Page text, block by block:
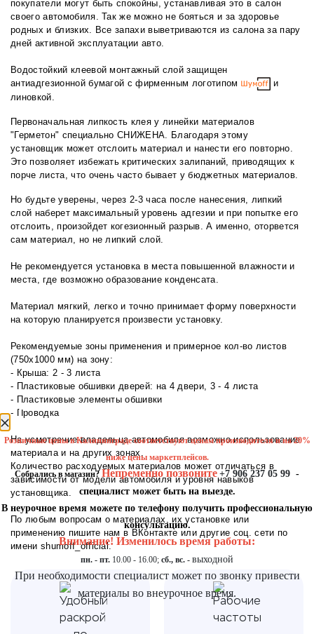
покупатели могут быть спокойны, устанавливая это в салон
своего автомобиля. Так же можно не бояться и за здоровье
родных и близких. Все запахи выветриваются из салона за пару
дней активной эксплуатации авто.
Водостойкий клеевой монтажный слой защищен
антиадгезионной бумагой с фирменным логотипом
и
линовкой.
Первоначальная липкость клея у линейки материалов
"Герметон" специально СНИЖЕНА. Благодаря этому
установщик может отслоить материал и нанести его повторно.
Это позволяет избежать критических залипаний, приводящих к
порче листа, что очень часто бывает у бюджетных материалов.
Но будьте уверены, через 2-3 часа после нанесения, липкий
слой наберет максимальный уровень адгезии и при попытке его
отслоить, произойдет когезионный разрыв. А именно, оторвется
сам материал, но не липкий слой.
Не рекомендуется установка в места повышенной влажности и
места, где возможно образование конденсата.
Материал мягкий, легко и точно принимает форму поверхности
на которую планируется произвести установку.
Рекомендуемые зоны применения и примерное кол-во листов
(750х1000 мм) на зону:
- Крыша: 2 - 3 листа
- Пластиковые обшивки дверей: на 4 двери, 3 - 4 листа
- Пластиковые элементы обшивки
- Проводка
На усмотрение владельца автомобиля возможно использование
материала и на других зонах.
Количество расходуемых материалов может отличаться в
зависимости от модели автомобиля и уровня навыков
установщика.
По любым вопросам о материалах, их установке или
применению пишите нам в ВКонтакте или другие соц. сети по
имени shumoff_official.
уведомление
Розничные цены в Калининграде соответствуют ценам производителя и на 20%
ниже цены маркетплейсов.
Собрались в магазин?Непременно позвоните +7 906 237 05 99 -
специалист может быть на выезде.
В неурочное время можете по телефону получить профессиональную
консультацию.
Внимание! Изменилось время работы:
пн. - пт. 10.00 - 16.00; сб., вс. - выходной
При необходимости специалист может по звонку привести
материалы во внеурочное время.